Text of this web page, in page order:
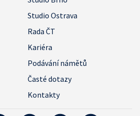
Studio Ostrava
Rada ČT
Kariéra
Podávání námětů
Časté dotazy
Kontakty